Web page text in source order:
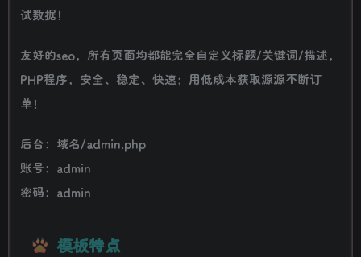
试数据！
友好的seo，所有页面均都能完全自定义标题/关键词/描述，
PHP程序，安全、稳定、快速；用低成本获取源源不断订
单！
后台：域名/admin.php
账号：admin
密码：admin
模板特点